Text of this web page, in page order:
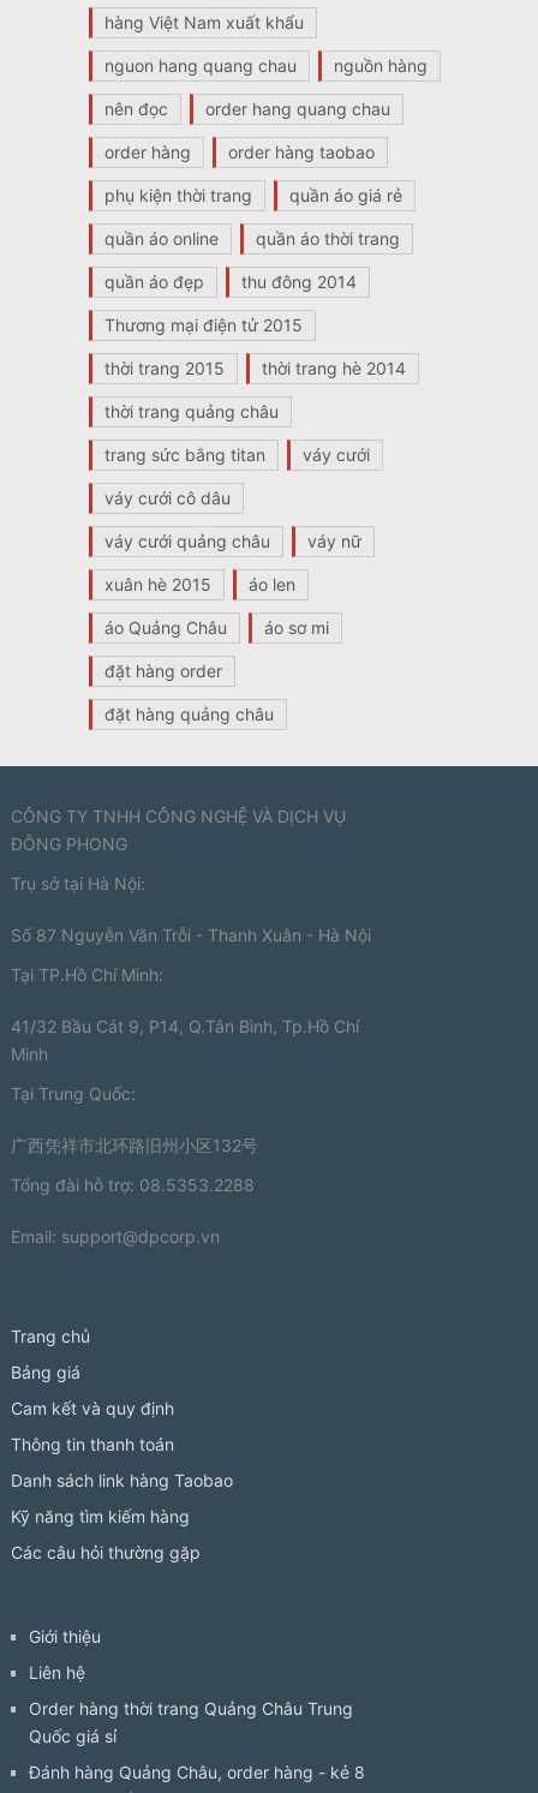
hàng Việt Nam xuất khẩu
nguon hang quang chau nguồn hàng
nên đọc order hang quang chau
order hàng order hàng taobao
phụ kiện thời trang quần áo giá rẻ
quần áo online quần áo thời trang
quần áo đẹp thu đông 2014
Thương mại điện tử 2015
thời trang 2015 thời trang hè 2014
thời trang quảng châu
trang sức bằng titan váy cưới
váy cưới cô dâu
váy cưới quảng châu váy nữ
xuân hè 2015 áo len
áo Quảng Châu áo sơ mi
đặt hàng order
đặt hàng quảng châu
CÔNG TY TNHH CÔNG NGHỆ VÀ DỊCH VỤ
ĐÔNG PHONG
Trụ sở tại Hà Nội:
Số 87 Nguyễn Văn Trỗi - Thanh Xuân - Hà Nội
Tại TP.Hồ Chí Minh:
41/32 Bầu Cát 9, P14, Q.Tân Bình, Tp.Hồ Chí
Minh
Tại Trung Quốc:
广西凭祥市北环路旧州小区132号
Tổng đài hỗ trợ: 08.5353.2288
Email: support@dpcorp.vn
Trang chủ
Bảng giá
Cam kết và quy định
Thông tin thanh toán
Danh sách link hàng Taobao
Kỹ năng tìm kiếm hàng
Các câu hỏi thường gặp
Giới thiệu
Liên hệ
Order hàng thời trang Quảng Châu Trung
Quốc giá sỉ
Đánh hàng Quảng Châu, order hàng - kẻ 8